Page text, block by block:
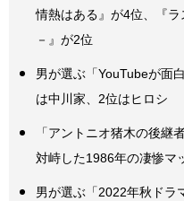
情熱はある』が4位、『
－』が2位
男が選ぶ「YouTubeが面
は中川家、2位はヒロシ
「アントニオ猪木の後
対峙した1986年の凄惨マ
男が選ぶ「2022年秋ドラ